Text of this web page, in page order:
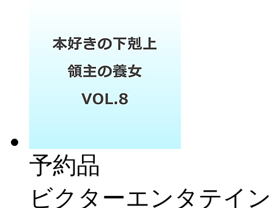
予約品
ビクターエンタテイ